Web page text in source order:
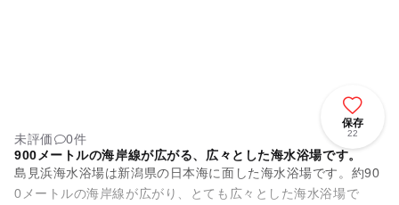
保存
22
未評価
0件
900メートルの海岸線が広がる、広々とした海水浴場です。
島見浜海水浴場は新潟県の日本海に面した海水浴場です。約90
0メートルの海岸線が広がり、とても広々とした海水浴場で